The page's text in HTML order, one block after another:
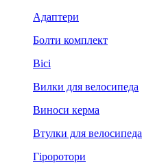
Адаптери
Болти комплект
Вісі
Вилки для велосипеда
Виноси керма
Втулки для велосипеда
Гіроротори